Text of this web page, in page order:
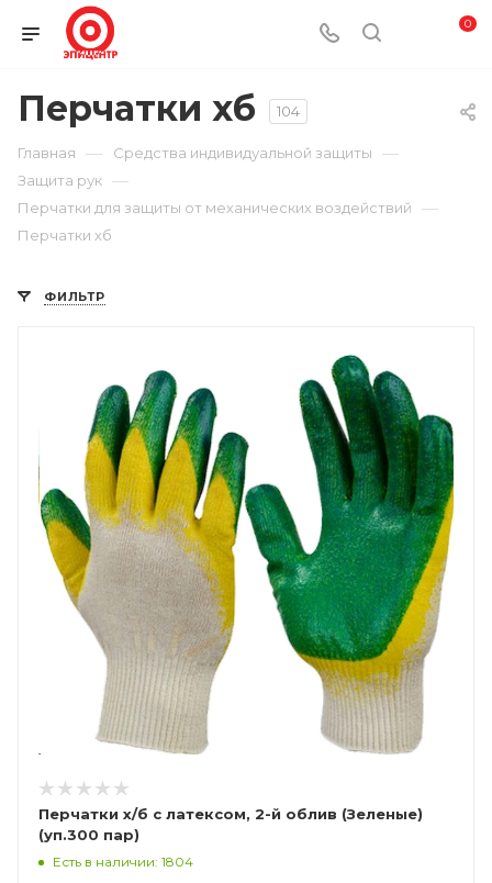
0
Перчатки хб 104
Главная — Средства индивидуальной защиты —
Защита рук —
Перчатки для защиты от механических воздействий —
Перчатки хб
ФИЛЬТР
Перчатки х/б с латексом, 2-й облив (Зеленые)
(уп.300 пар)
Есть в наличии: 1804